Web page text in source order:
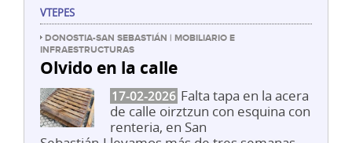
VTEPES
DONOSTIA-SAN SEBASTIÁN | MOBILIARIO E
INFRAESTRUCTURAS
Olvido en la calle
17-02-2026 Falta tapa en la acera
de calle oirztzun con esquina con
renteria, en San